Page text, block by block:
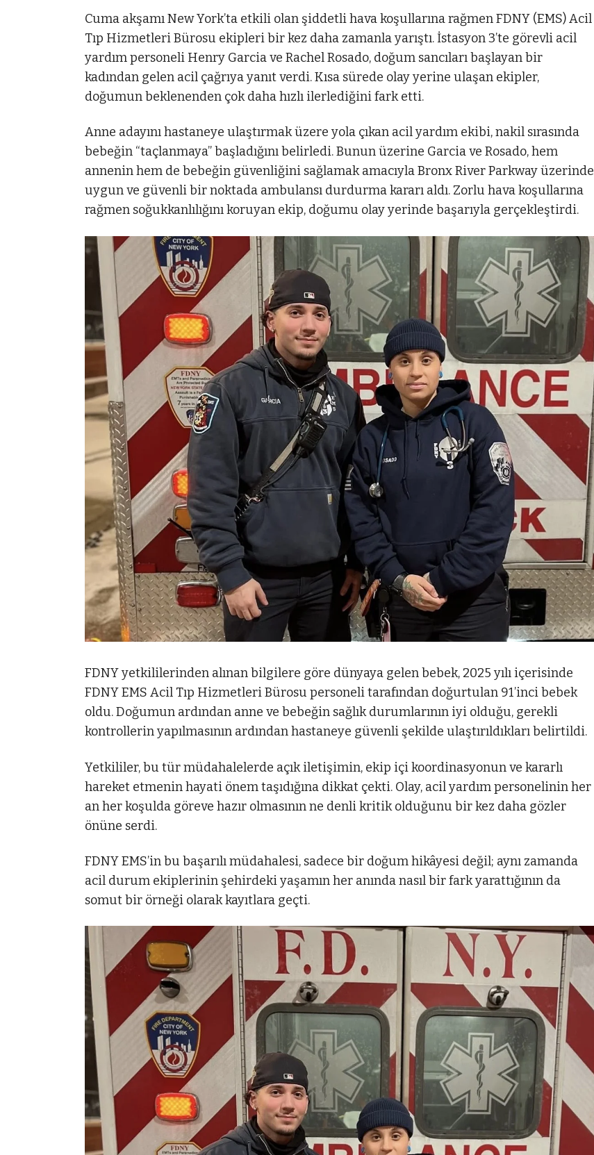
Cuma akşamı New York’ta etkili olan şiddetli hava koşullarına rağmen FDNY (EMS) Acil
Tıp Hizmetleri Bürosu ekipleri bir kez daha zamanla yarıştı. İstasyon 3’te görevli acil
yardım personeli Henry Garcia ve Rachel Rosado, doğum sancıları başlayan bir
kadından gelen acil çağrıya yanıt verdi. Kısa sürede olay yerine ulaşan ekipler,
doğumun beklenenden çok daha hızlı ilerlediğini fark etti.
Anne adayını hastaneye ulaştırmak üzere yola çıkan acil yardım ekibi, nakil sırasında
bebeğin “taçlanmaya” başladığını belirledi. Bunun üzerine Garcia ve Rosado, hem
annenin hem de bebeğin güvenliğini sağlamak amacıyla Bronx River Parkway üzerinde
uygun ve güvenli bir noktada ambulansı durdurma kararı aldı. Zorlu hava koşullarına
rağmen soğukkanlılığını koruyan ekip, doğumu olay yerinde başarıyla gerçekleştirdi.
FDNY yetkililerinden alınan bilgilere göre dünyaya gelen bebek, 2025 yılı içerisinde
FDNY EMS Acil Tıp Hizmetleri Bürosu personeli tarafından doğurtulan 91’inci bebek
oldu. Doğumun ardından anne ve bebeğin sağlık durumlarının iyi olduğu, gerekli
kontrollerin yapılmasının ardından hastaneye güvenli şekilde ulaştırıldıkları belirtildi.
Yetkililer, bu tür müdahalelerde açık iletişimin, ekip içi koordinasyonun ve kararlı
hareket etmenin hayati önem taşıdığına dikkat çekti. Olay, acil yardım personelinin her
an her koşulda göreve hazır olmasının ne denli kritik olduğunu bir kez daha gözler
önüne serdi.
FDNY EMS’in bu başarılı müdahalesi, sadece bir doğum hikâyesi değil; aynı zamanda
acil durum ekiplerinin şehirdeki yaşamın her anında nasıl bir fark yarattığının da
somut bir örneği olarak kayıtlara geçti.